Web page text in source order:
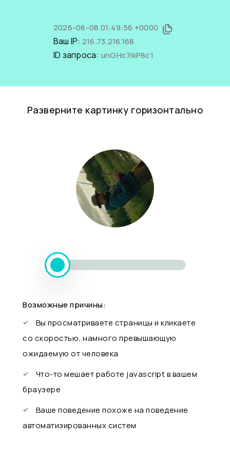
2026-08-08 01:49:56 +0000
Ваш IP: 216.73.216.168
ID запроса: unGHc7IkP8c1
Разверните картинку горизонтально
Возможные причины:
Вы просматриваете страницы и кликаете
со скоростью, намного превышающую
ожидаемую от человека
Что-то мешает работе javascript в вашем
браузере
Ваше поведение похоже на поведение
автоматизированных систем